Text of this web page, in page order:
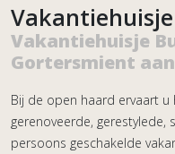
Vakantiehuisje
Gortersmient
Bij de open haard ervaart u
gerenoveerde, gerestylede,
persoons geschakelde